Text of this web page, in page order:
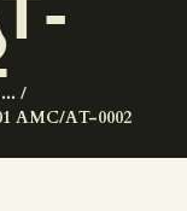
...
AMC/AT-0002